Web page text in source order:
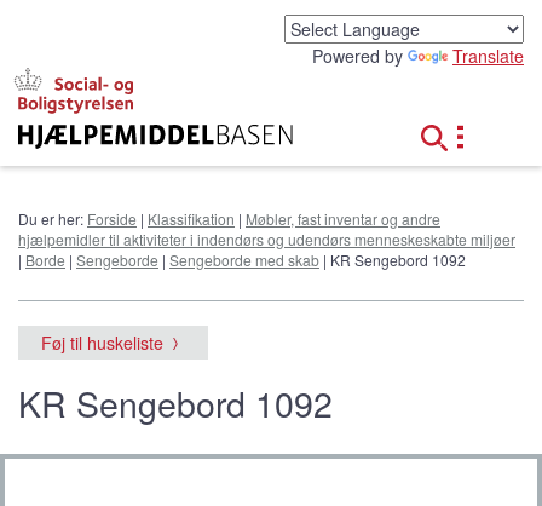
Powered by Translate
Du er her: Forside | Klassifikation | Møbler, fast inventar og andre
hjælpemidler til aktiviteter i indendørs og udendørs menneskeskabte miljøer
| Borde | Sengeborde | Sengeborde med skab | KR Sengebord 1092
Føj til huskeliste
KR Sengebord 1092